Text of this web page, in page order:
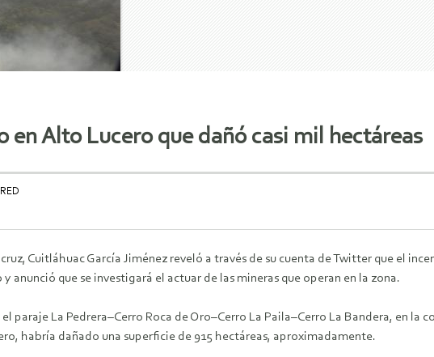
Alto Lucero que dañó casi mil hectáreas
Cuitláhuac García Jiménez reveló a través de su cuenta de Twitter que el
anunció que se investigará el actuar de las mineras que operan en la zona.
paraje La Pedrera–Cerro Roca de Oro–Cerro La Paila–Cerro La Bandera, en la
habría dañado una superficie de 915 hectáreas, aproximadamente.